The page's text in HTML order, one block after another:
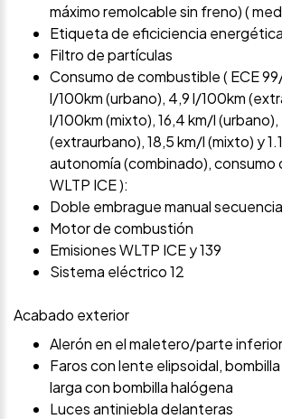
máximo remolcable sin freno) (
Etiqueta de eficiciencia
Filtro de partículas
Consumo de combustible ( ECE
l/100km (urbano), 4,9 l/100km
l/100km (mixto), 16,4 km/l
(extraurbano), 18,5 km/l (mixto) y
autonomía (combinado), consumo
WLTP ICE ):
Doble embrague manual
Motor de combustión
Emisiones WLTP ICE y 139
Sistema eléctrico 12
Acabado exterior
Alerón en el maletero/parte
Faros con lente elipsoidal,
larga con bombilla halógena
Luces antiniebla delanteras